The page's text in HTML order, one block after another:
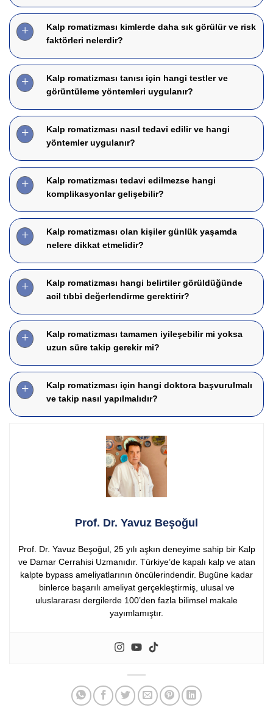
Kalp romatizması kimlerde daha sık görülür ve risk
faktörleri nelerdir?
Kalp romatizması tanısı için hangi testler ve
görüntüleme yöntemleri uygulanır?
Kalp romatizması nasıl tedavi edilir ve hangi
yöntemler uygulanır?
Kalp romatizması tedavi edilmezse hangi
komplikasyonlar gelişebilir?
Kalp romatizması olan kişiler günlük yaşamda
nelere dikkat etmelidir?
Kalp romatizması hangi belirtiler görüldüğünde
acil tıbbi değerlendirme gerektirir?
Kalp romatizması tamamen iyileşebilir mi yoksa
uzun süre takip gerekir mi?
Kalp romatizması için hangi doktora başvurulmalı
ve takip nasıl yapılmalıdır?
Prof. Dr. Yavuz Beşoğul
Prof. Dr. Yavuz Beşoğul, 25 yılı aşkın deneyime sahip bir Kalp
ve Damar Cerrahisi Uzmanıdır. Türkiye’de kapalı kalp ve atan
kalpte bypass ameliyatlarının öncülerindendir. Bugüne kadar
binlerce başarılı ameliyat gerçekleştirmiş, ulusal ve
uluslararası dergilerde 100’den fazla bilimsel makale
yayımlamıştır.